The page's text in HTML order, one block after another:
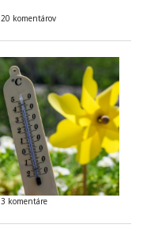
20 komentárov
3 komentáre